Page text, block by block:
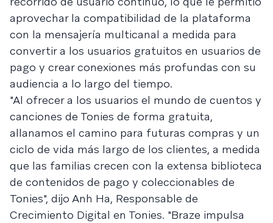
aprovechar la compatibilidad de la plataforma
con la mensajería multicanal a medida para
convertir a los usuarios gratuitos en usuarios de
pago y crear conexiones más profundas con su
audiencia a lo largo del tiempo.
"Al ofrecer a los usuarios el mundo de cuentos y
canciones de Tonies de forma gratuita,
allanamos el camino para futuras compras y un
ciclo de vida más largo de los clientes, a medida
que las familias crecen con la extensa biblioteca
de contenidos de pago y coleccionables de
Tonies", dijo Anh Ha, Responsable de
Crecimiento Digital en Tonies. "Braze impulsa